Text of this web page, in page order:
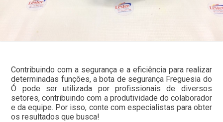
Contribuindo com a segurança e a eficiência para realizar
determinadas funções, a bota de segurança Freguesia do
Ó pode ser utilizada por profissionais de diversos
setores, contribuindo com a produtividade do colaborador
e da equipe. Por isso, conte com especialistas para obter
os resultados que busca!